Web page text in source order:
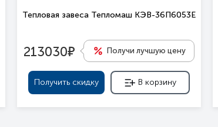
Тепловая завеса Тепломаш КЭВ-36П6053Е
213030е Получи лучшую цену
Получить скидку В корзину